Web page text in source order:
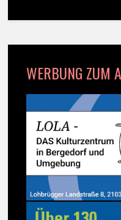
WERBUNG ZUM